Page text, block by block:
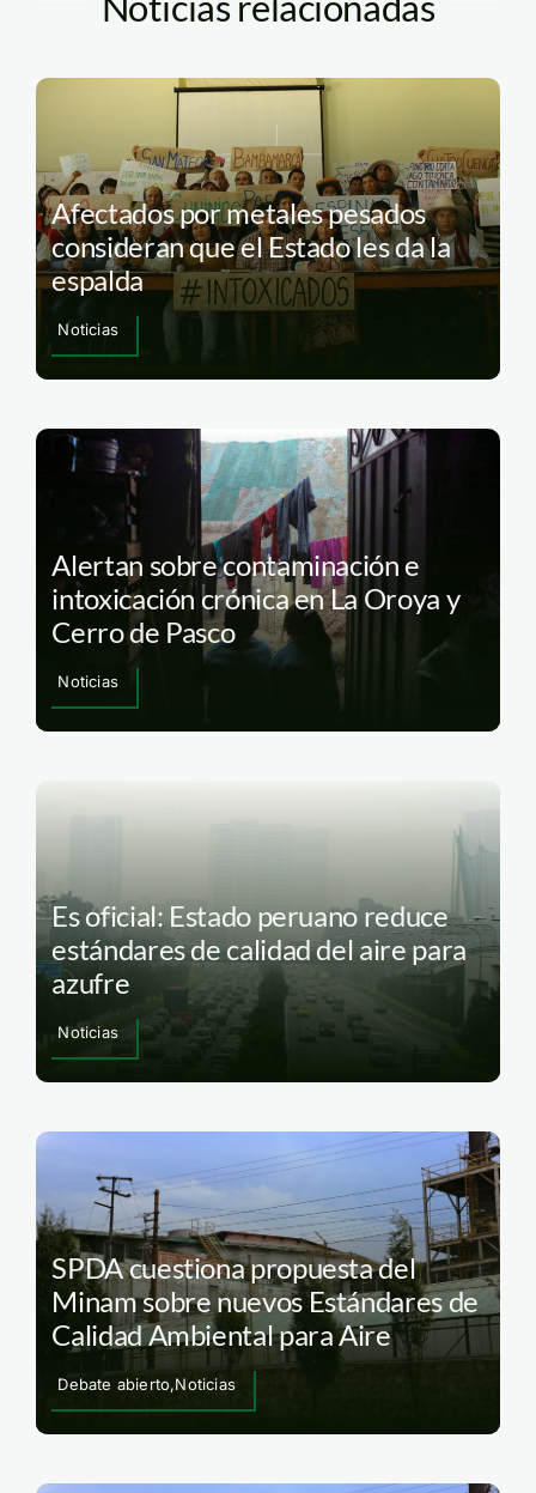
Afectados por metales pesados
consideran que el Estado les da la
espalda
Noticias
Alertan sobre contaminación e
intoxicación crónica en La Oroya y
Cerro de Pasco
Noticias
Es oficial: Estado peruano reduce
estándares de calidad del aire para
azufre
Noticias
SPDA cuestiona propuesta del
Minam sobre nuevos Estándares de
Calidad Ambiental para Aire
Debate abierto,Noticias